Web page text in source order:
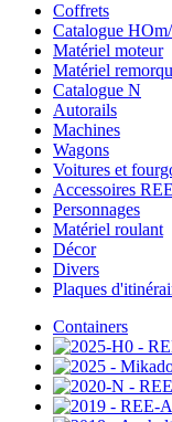
Coffrets
Catalogue
Matériel moteur
Matériel
Catalogue N
Autorails
Machines
Wagons
Voitures et
Accessoires REE
Personnages
Matériel roulant
Décor
Divers
Plaques
Containers